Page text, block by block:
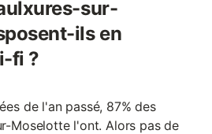
sur-
ils en
fi ?
de l'an passé, 87% des
Moselotte l'ont. Alors pas de